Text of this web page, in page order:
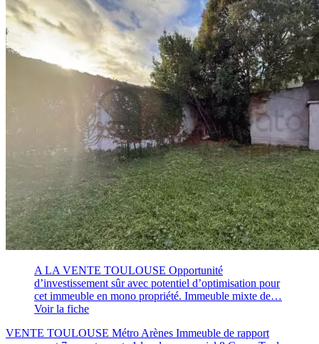
A LA VENTE TOULOUSE Opportunité
d’investissement sûr avec potentiel d’optimisation pour
cet immeuble en mono propriété. Immeuble mixte de…
Voir la fiche
VENTE TOULOUSE Métro Arènes Immeuble de rapport